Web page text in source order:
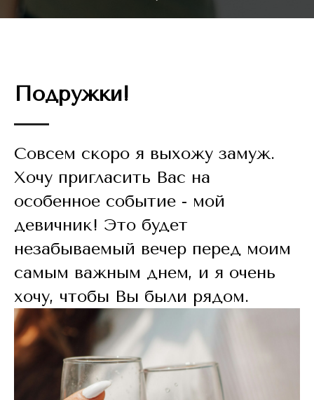
Подружки!
Совсем скоро я выхожу замуж.
Хочу пригласить Вас на
особенное событие - мой
девичник! Это будет
незабываемый вечер перед моим
самым важным днем, и я очень
хочу, чтобы Вы были рядом.